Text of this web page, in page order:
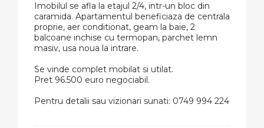
Imobilul se afla la etajul 2/4, intr-un bloc din
caramida. Apartamentul beneficiaza de centrala
proprie, aer conditionat, geam la baie, 2
balcoane inchise cu termopan, parchet lemn
masiv, usa noua la intrare.
Se vinde complet mobilat si utilat.
Pret 96.500 euro negociabil.
Pentru detalii sau vizionari sunati: 0749 994 224